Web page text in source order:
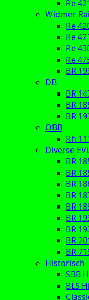
Re
Widmer
Re
Re
Re
Re
BR
DB
BR
BR
BR
ÖBB
Rh
Diverse
BR
BR
BR
BR
BR
BR
BR
BR
BR
Historisch
SBB
BLS